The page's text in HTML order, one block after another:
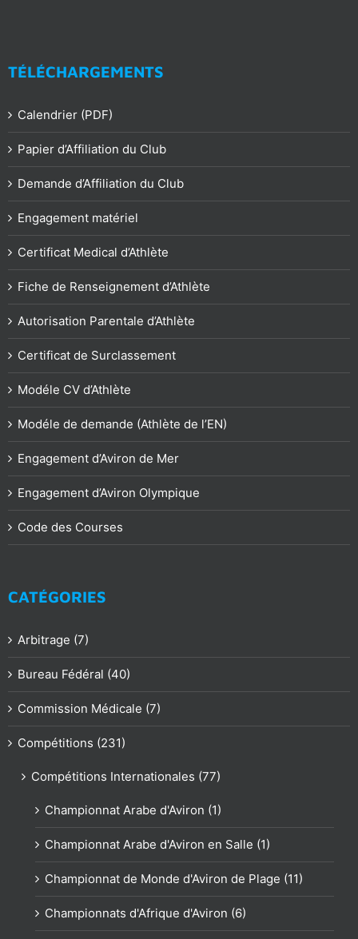
TÉLÉCHARGEMENTS
Calendrier (PDF)
Papier d’Affiliation du Club
Demande d’Affiliation du Club
Engagement matériel
Certificat Medical d’Athlète
Fiche de Renseignement d’Athlète
Autorisation Parentale d’Athlète
Certificat de Surclassement
Modéle CV d’Athlète
Modéle de demande (Athlète de l’EN)
Engagement d’Aviron de Mer
Engagement d’Aviron Olympique
Code des Courses
CATÉGORIES
Arbitrage (7)
Bureau Fédéral (40)
Commission Médicale (7)
Compétitions (231)
Compétitions Internationales (77)
Championnat Arabe d'Aviron (1)
Championnat Arabe d'Aviron en Salle (1)
Championnat de Monde d'Aviron de Plage (11)
Championnats d'Afrique d'Aviron (6)